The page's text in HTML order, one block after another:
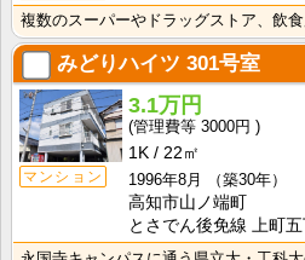
みどりハイツ 301号室
マンション
3.1万円
3000円
1K
22㎡
1996年8月
（築30年）
高知市山ノ端町
とさでん後免線 上町